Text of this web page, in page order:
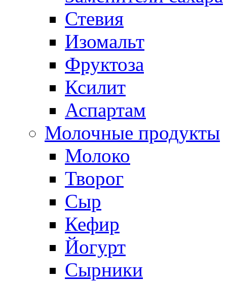
Стевия
Изомальт
Фруктоза
Ксилит
Аспартам
Молочные продукты
Молоко
Творог
Сыр
Кефир
Йогурт
Сырники